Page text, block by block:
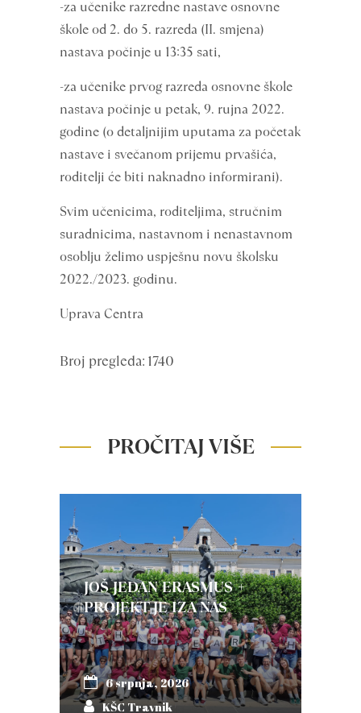
-za učenike razredne nastave osnovne
škole od 2. do 5. razreda (II. smjena)
nastava počinje u 13:35 sati,
-za učenike prvog razreda osnovne škole
nastava počinje u petak, 9. rujna 2022.
godine (o detaljnijim uputama za početak
nastave i svečanom prijemu prvašića,
roditelji će biti naknadno informirani).
Svim učenicima, roditeljima, stručnim
suradnicima, nastavnom i nenastavnom
osoblju želimo uspješnu novu školsku
2022./2023. godinu.
Uprava Centra
Broj pregleda: 1740
PROČITAJ VIŠE
JOŠ JEDAN ERASMUS +
PROJEKT JE IZA NAS
6 srpnja, 2026
KŠC Travnik